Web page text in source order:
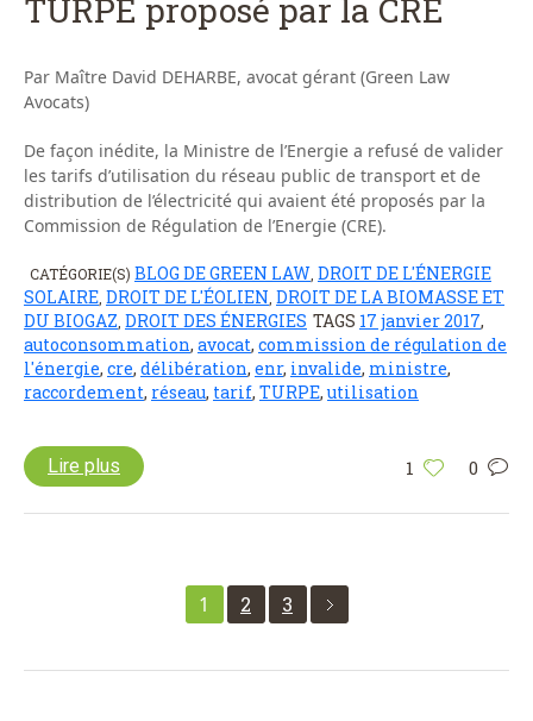
TURPE proposé par la CRE
Par Maître David DEHARBE, avocat gérant (Green Law
Avocats)
De façon inédite, la Ministre de l’Energie a refusé de valider
les tarifs d’utilisation du réseau public de transport et de
distribution de l’électricité qui avaient été proposés par la
Commission de Régulation de l’Energie (CRE).
CATÉGORIE(S) BLOG DE GREEN LAW, DROIT DE L'ÉNERGIE
SOLAIRE, DROIT DE L'ÉOLIEN, DROIT DE LA BIOMASSE ET
DU BIOGAZ, DROIT DES ÉNERGIES TAGS 17 janvier 2017,
autoconsommation, avocat, commission de régulation de
l'énergie, cre, délibération, enr, invalide, ministre,
raccordement, réseau, tarif, TURPE,utilisation
1 0
Lire plus
1 2 3